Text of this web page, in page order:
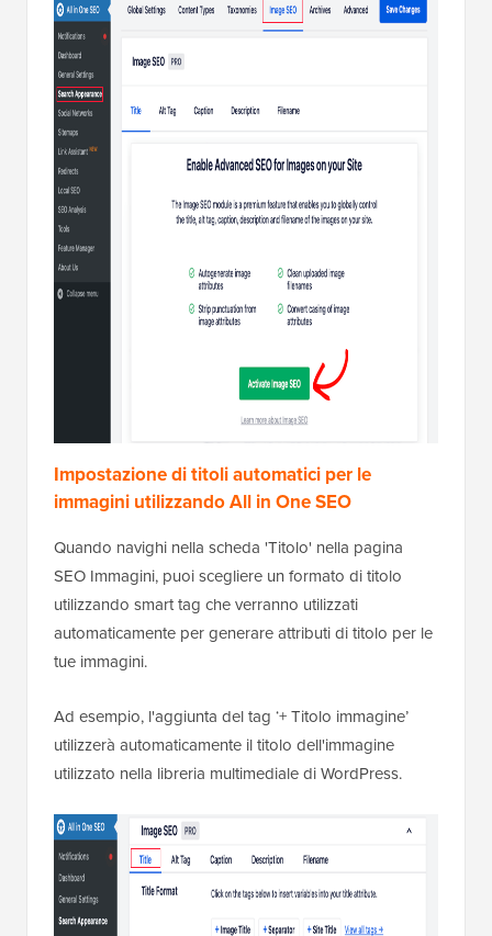
Impostazione di titoli automatici per le
immagini utilizzando All in One SEO
Quando navighi nella scheda 'Titolo' nella pagina
SEO Immagini, puoi scegliere un formato di titolo
utilizzando smart tag che verranno utilizzati
automaticamente per generare attributi di titolo per le
tue immagini.
Ad esempio, l'aggiunta del tag ‘+ Titolo immagine’
utilizzerà automaticamente il titolo dell'immagine
utilizzato nella libreria multimediale di WordPress.